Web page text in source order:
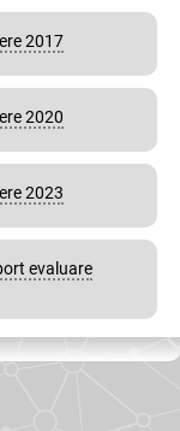
2017
2020
2023
evaluare